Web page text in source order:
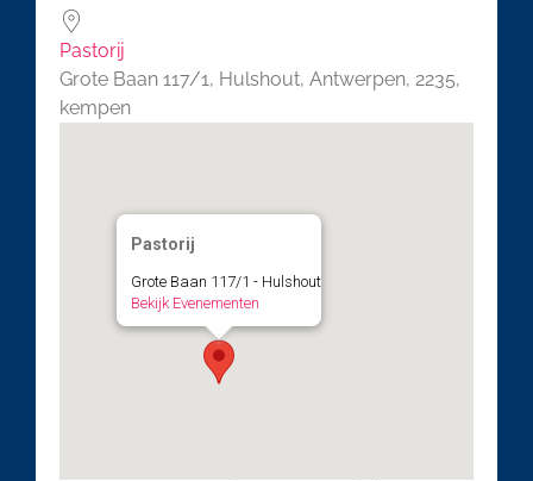
Pastorij
Grote Baan 117/1, Hulshout, Antwerpen, 2235,
kempen
Pastorij
Grote Baan 117/1 - Hulshout
Bekijk Evenementen